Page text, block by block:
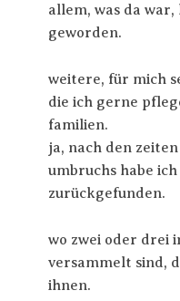
allem, was da
geworden.
weitere, für mich
die ich gerne
familien.
ja, nach den
umbruchs habe
zurückgefunden.
wo zwei oder drei
versammelt sind,
ihnen.